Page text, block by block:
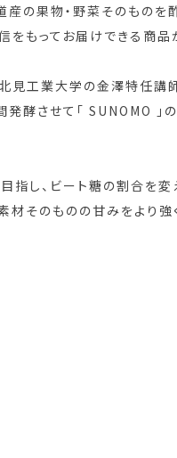
産の果物・野菜そのものを
もってお届けできる商品
見工業大学の金澤特任講
させて「 SUNOMO 」の
し、ビート糖の割合を変
そのものの甘みをより強